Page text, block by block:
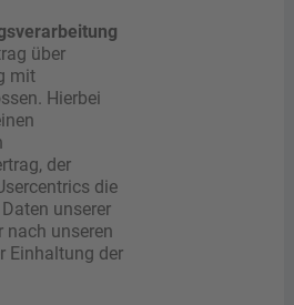
über
mit
Hierbei
der
die
unserer
nach unseren
Einhaltung der